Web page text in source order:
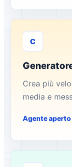
C
Crea più
media e
Agente aperto